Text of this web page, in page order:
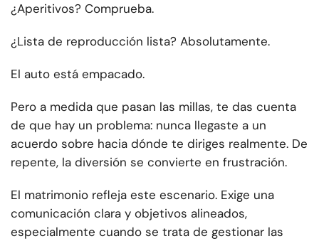
¿Aperitivos? Comprueba.
¿Lista de reproducción lista? Absolutamente.
El auto está empacado.
Pero a medida que pasan las millas, te das cuenta
de que hay un problema: nunca llegaste a un
acuerdo sobre hacia dónde te diriges realmente. De
repente, la diversión se convierte en frustración.
El matrimonio refleja este escenario. Exige una
comunicación clara y objetivos alineados,
especialmente cuando se trata de gestionar las